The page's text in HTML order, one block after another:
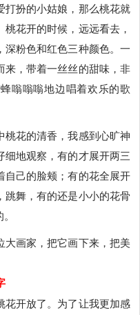
扮的小姑娘，那么桃花就
花开的时候，远远看去，
粉色和红色三种颜色。一
来，带着一丝丝的甜味，非
嗡嗡嗡地边唱着欢乐的歌
花的清香，我感到心旷神
地观察，有的才展开两三
自己的脸颊；有的花全展开
跳舞，有的还是小小的花骨
画家，把它画下来，把美
开放了。为了让我更加感